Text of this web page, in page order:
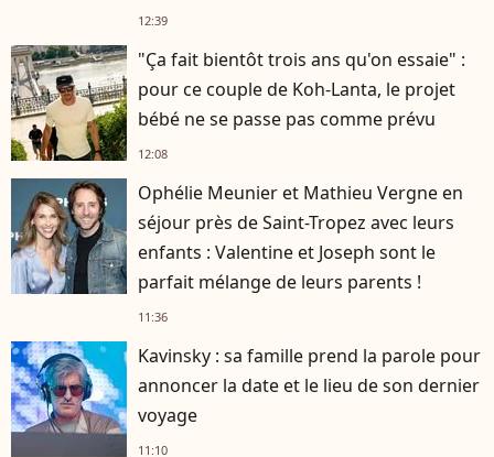
12:39
"Ça fait bientôt trois ans qu'on essaie" :
pour ce couple de Koh-Lanta, le projet
bébé ne se passe pas comme prévu
12:08
Ophélie Meunier et Mathieu Vergne en
séjour près de Saint-Tropez avec leurs
enfants : Valentine et Joseph sont le
parfait mélange de leurs parents !
11:36
Kavinsky : sa famille prend la parole pour
annoncer la date et le lieu de son dernier
voyage
11:10